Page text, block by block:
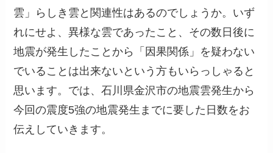
雲」らしき雲と関連性はあるのでしょうか。いず
れにせよ、異様な雲であったこと、その数日後に
地震が発生したことから「因果関係」を疑わない
でいることは出来ないという方もいらっしゃると
思います。では、石川県金沢市の地震雲発生から
今回の震度5強の地震発生までに要した日数をお
伝えしていきます。